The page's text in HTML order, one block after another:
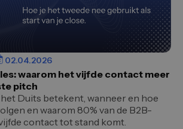
02.04.2026
waarom het vijfde contact meer
pitch
Duits betekent, wanneer en hoe
en waarom 80% van de B2B-
contact tot stand komt.